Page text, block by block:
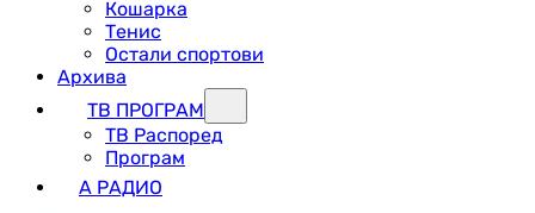
Кошарка
Тенис
Остали спортови
Архива
ТВ ПРОГРАМ
ТВ Распоред
Програм
А РАДИО